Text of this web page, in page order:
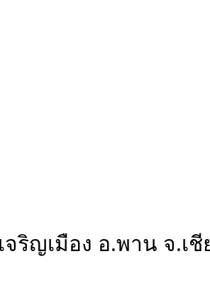
ริญเมือง อ.พาน จ.เ